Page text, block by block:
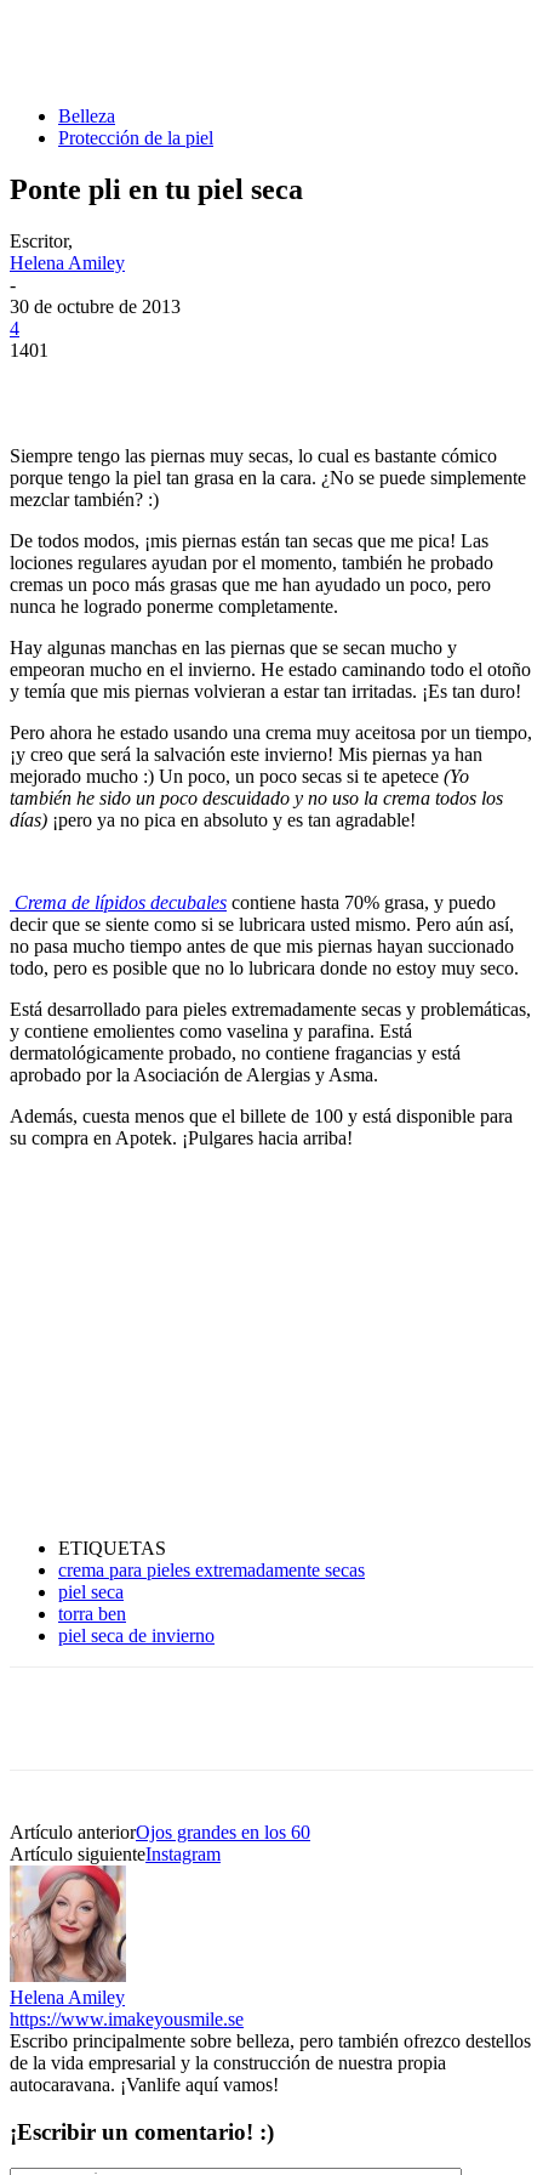
Belleza
Protección de la piel
Ponte pli en tu piel seca
Escritor,
Helena Amiley
-
30 de octubre de 2013
4
1401
Siempre tengo las piernas muy secas, lo cual es bastante cómico
porque tengo la piel tan grasa en la cara. ¿No se puede simplemente
mezclar también? :)
De todos modos, ¡mis piernas están tan secas que me pica! Las
lociones regulares ayudan por el momento, también he probado
cremas un poco más grasas que me han ayudado un poco, pero
nunca he logrado ponerme completamente.
Hay algunas manchas en las piernas que se secan mucho y
empeoran mucho en el invierno. He estado caminando todo el otoño
y temía que mis piernas volvieran a estar tan irritadas. ¡Es tan duro!
Pero ahora he estado usando una crema muy aceitosa por un tiempo,
¡y creo que será la salvación este invierno! Mis piernas ya han
mejorado mucho :) Un poco, un poco secas si te apetece (Yo
también he sido un poco descuidado y no uso la crema todos los
días) ¡pero ya no pica en absoluto y es tan agradable!
Crema de lípidos decubales contiene hasta 70% grasa, y puedo
decir que se siente como si se lubricara usted mismo. Pero aún así,
no pasa mucho tiempo antes de que mis piernas hayan succionado
todo, pero es posible que no lo lubricara donde no estoy muy seco.
Está desarrollado para pieles extremadamente secas y problemáticas,
y contiene emolientes como vaselina y parafina. Está
dermatológicamente probado, no contiene fragancias y está
aprobado por la Asociación de Alergias y Asma.
Además, cuesta menos que el billete de 100 y está disponible para
su compra en Apotek. ¡Pulgares hacia arriba!
ETIQUETAS
crema para pieles extremadamente secas
piel seca
torra ben
piel seca de invierno
Artículo anteriorOjos grandes en los 60
Artículo siguienteInstagram
Helena Amiley
https://www.imakeyousmile.se
Escribo principalmente sobre belleza, pero también ofrezco destellos
de la vida empresarial y la construcción de nuestra propia
autocaravana. ¡Vanlife aquí vamos!
¡Escribir un comentario! :)